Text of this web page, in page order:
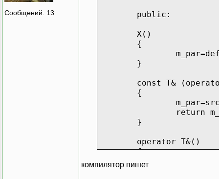
Сообщений: 13 public:
X()
{
}
const T&
{
return
}
operator T&()
{
компилятор пишет